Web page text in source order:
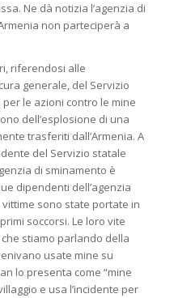
Ne dà notizia l’agenzia di
non parteciperà a
riferendosi alle
generale, del Servizio
le azioni contro le mine
dell’esplosione di una
trasferiti dall’Armenia. A
del Servizio statale
di sminamento è
dipendenti dell’agenzia
sono state portate in
soccorsi. Le loro vite
stiamo parlando della
usate mine su
lo presenta come “mine
e usa l’incidente per